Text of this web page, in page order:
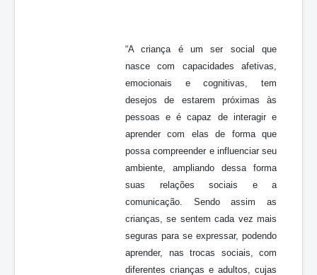
“A criança é um ser social que
nasce com capacidades afetivas,
emocionais e cognitivas, tem
desejos de estarem próximas às
pessoas e é capaz de interagir e
aprender com elas de forma que
possa compreender e influenciar seu
ambiente, ampliando dessa forma
suas relações sociais e a
comunicação. Sendo assim as
crianças, se sentem cada vez mais
seguras para se expressar, podendo
aprender, nas trocas sociais, com
diferentes crianças e adultos, cujas